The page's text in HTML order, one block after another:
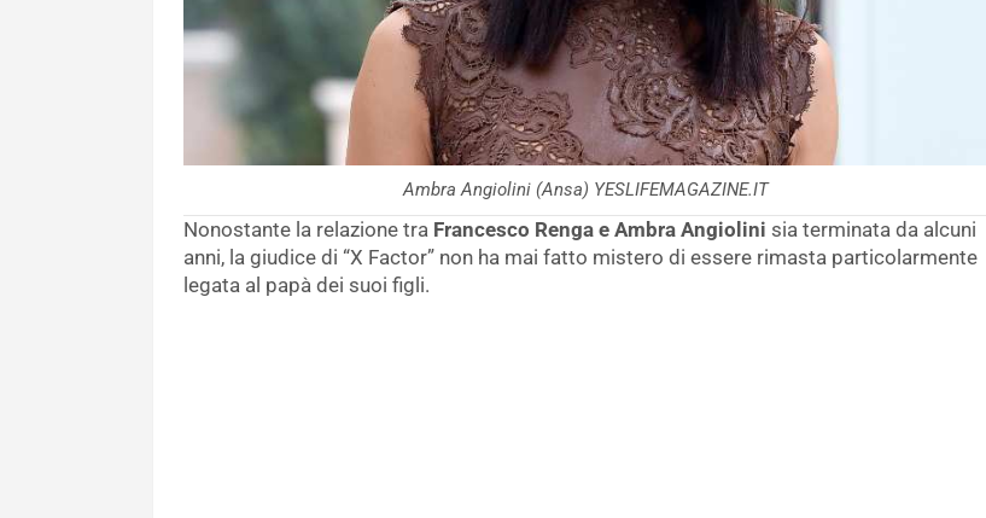
Ambra Angiolini (Ansa) YESLIFEMAGAZINE.IT
Nonostante la relazione tra Francesco Renga e Ambra Angiolini sia terminata da alcuni
anni, la giudice di “X Factor” non ha mai fatto mistero di essere rimasta particolarmente
legata al papà dei suoi figli.